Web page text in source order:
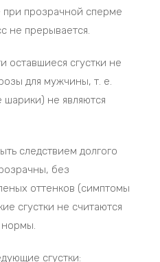
прозрачной сперме
не прерывается.
оставшиеся сгустки не
для мужчины, т. е.
шарики) не являются
следствием долгого
без
оттенков (симптомы
сгустки не считаются
нормы.
сгустки: